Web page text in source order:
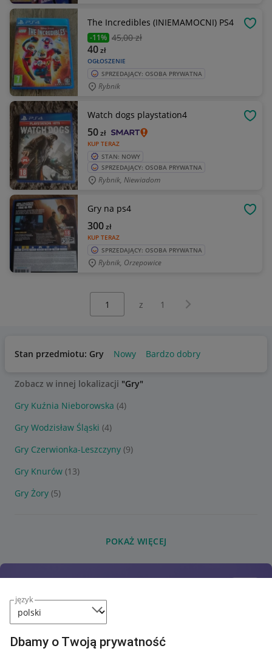
język
Dbamy o Twoją prywatność
The Incredibles (INIEMAMOCNI) PS4
-11% 45,00 zł
OGŁOSZENIE
40zł
SPRZEDAJĄCY: OSOBA PRYWATNA
Rybnik
Watch dogs playstation4
KUP TERAZ
50zł
STAN: NOWY
SPRZEDAJĄCY: OSOBA PRYWATNA
Rybnik, Niewiadom
Gry na ps4
KUP TERAZ
300zł
SPRZEDAJĄCY: OSOBA PRYWATNA
Rybnik, Orzepowice
z 1 Następna strona
Stan przedmiotu: Gry Nowy Bardzo dobry
Zobacz w innej lokalizacji "Gry"
Gry Kuźnia Nieborowska (4)
Gry Wodzisław Śląski (4)
Gry Czerwionka-Leszczyny (9)
Gry Knurów (13)
Gry Żory (5)
POKAŻ WIĘCEJ